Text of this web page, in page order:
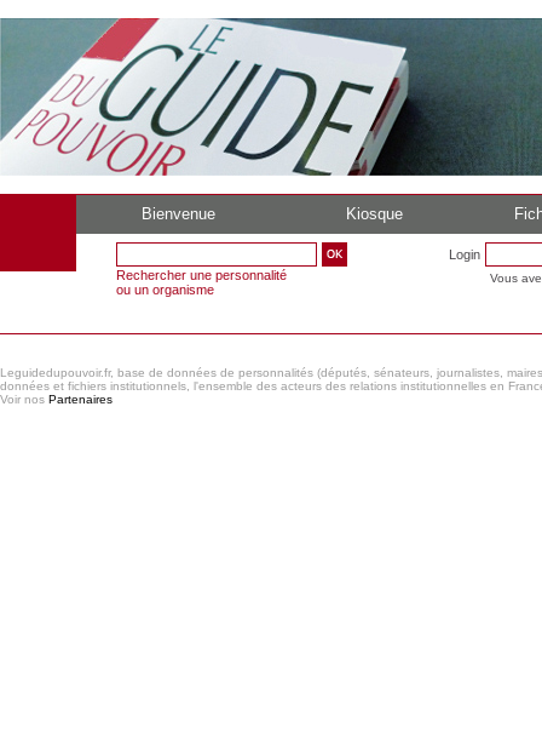
Bienvenue Kiosque
Rechercher une personnalité
ou un organisme
Login
Vous
Leguidedupouvoir.fr, base de données de personnalités (députés, sénateurs, journalistes,
données et fichiers institutionnels, l'ensemble des acteurs des relations institutionnelles en
Voir nos Partenaires